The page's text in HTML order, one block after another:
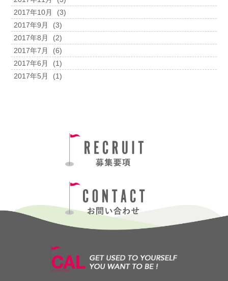
2017年10月
(3)
2017年9月
(3)
2017年8月
(2)
2017年7月
(6)
2017年6月
(1)
2017年5月
(1)